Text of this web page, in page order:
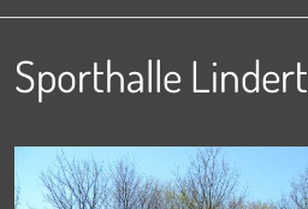
Sporthalle Lindert